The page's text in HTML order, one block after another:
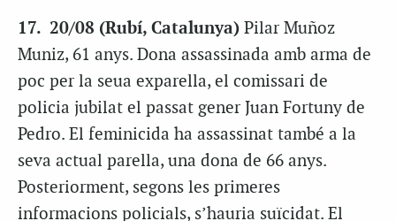
17. 20/08 (Rubí, Catalunya) Pilar Muñoz
Muniz, 61 anys. Dona assassinada amb arma de
poc per la seua exparella, el comissari de
policia jubilat el passat gener Juan Fortuny de
Pedro. El feminicida ha assassinat també a la
seva actual parella, una dona de 66 anys.
Posteriorment, segons les primeres
informacions policials, s’hauria suïcidat. El